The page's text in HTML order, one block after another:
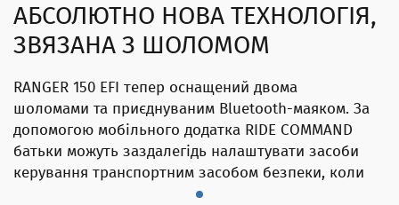
АБСОЛЮТНО НОВА ТЕХНОЛОГІЯ,
ЗВЯЗАНА З ШОЛОМОМ
RANGER 150 EFI тепер оснащений двома
шоломами та приєднуваним Bluetooth-маяком. За
допомогою мобільного додатка RIDE COMMAND
батьки можуть заздалегідь налаштувати засоби
керування транспортним засобом безпеки, коли
маяк знаходиться за межами діапазону